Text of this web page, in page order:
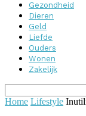
Gezondheid
Dieren
Geld
Liefde
Ouders
Wonen
Zakelijk
Home Lifestyle